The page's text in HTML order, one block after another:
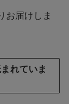
お届けしま
れていま